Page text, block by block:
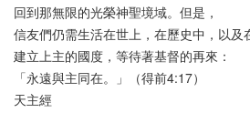
回到那無限的光榮神聖境域。但是，
信友們仍需生活在世上，在歷史中，以及
建立上主的國度，等待著基督的再來：
「永遠與主同在。」（得前4:17）
天主經